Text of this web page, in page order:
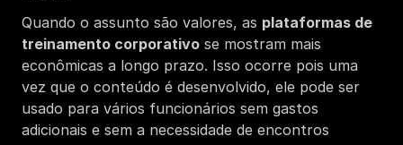
Quando o assunto são valores, as plataformas de
treinamento corporativo se mostram mais
econômicas a longo prazo. Isso ocorre pois uma
vez que o conteúdo é desenvolvido, ele pode ser
usado para vários funcionários sem gastos
adicionais e sem a necessidade de encontros